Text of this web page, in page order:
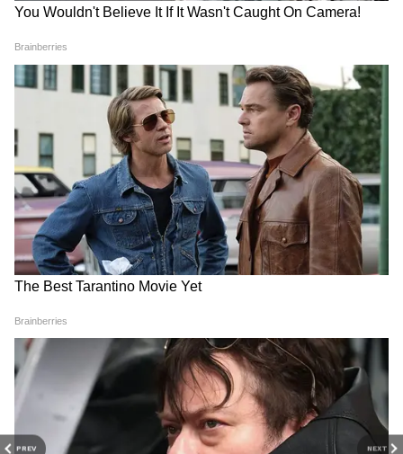
PREV NEXT
DOWNLOAD APP
RECOMMENDED STORIES
राष्ट्रीय नाट्य महोत्सव: देशभर में 'वंदे
मातरम' की गूंज, एकता का दिया
जाएगा संदेश
'यह हराम है', आमिर खान की तीसरी
शादी पर मचा बवाल, मौलाना उठाया
बड़ा सवाल!